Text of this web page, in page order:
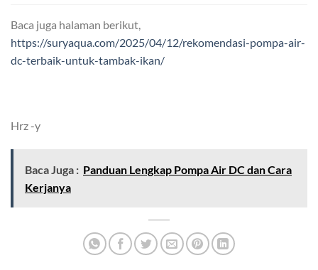
Baca juga halaman berikut,
https://suryaqua.com/2025/04/12/rekomendasi-pompa-air-
dc-terbaik-untuk-tambak-ikan/
Hrz -y
Baca Juga : Panduan Lengkap Pompa Air DC dan Cara
Kerjanya